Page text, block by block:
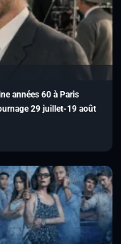
années 60 à Paris
29 juillet-19 août